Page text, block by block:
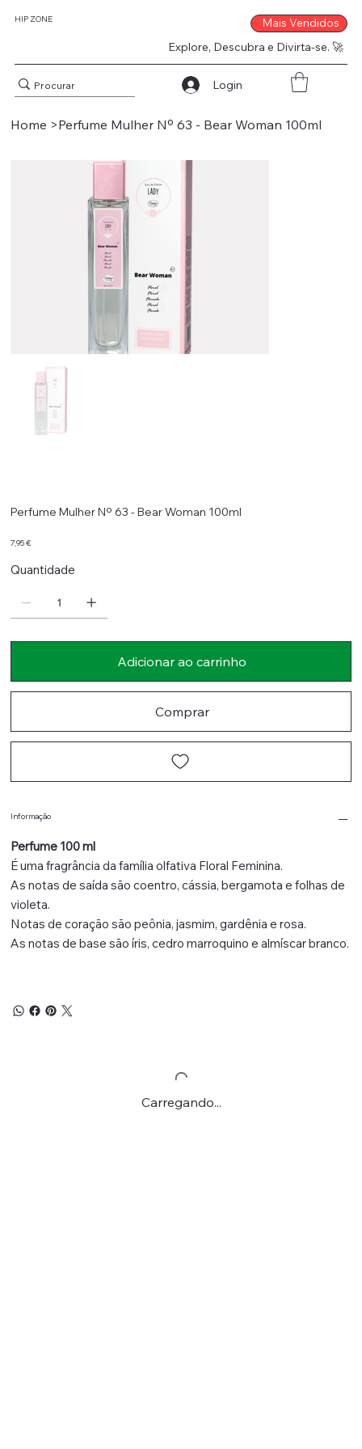
HIP ZONE
Explore, Descubra e Divirta-se. 🚀
Mais Vendidos
Login
Home >Perfume Mulher Nº 63 - Bear Woman 100ml
Perfume Mulher Nº 63 - Bear Woman 100ml
Preço
7,95 €
Quantidade
Adicionar ao carrinho
Comprar
Informação
Perfume 100 ml
É uma fragrância da família olfativa Floral Feminina.
As notas de saída são coentro, cássia, bergamota e folhas de
violeta.
Notas de coração são peônia, jasmim, gardênia e rosa.
As notas de base são íris, cedro marroquino e almíscar branco.
Carregando...